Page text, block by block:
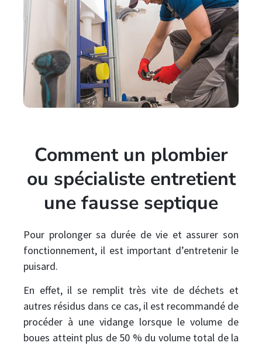
Comment un plombier
ou spécialiste entretient
une fausse septique
Pour prolonger sa durée de vie et assurer son
fonctionnement, il est important d’entretenir le
puisard.
En effet, il se remplit très vite de déchets et
autres résidus dans ce cas, il est recommandé de
procéder à une vidange lorsque le volume de
boues atteint plus de 50 % du volume total de la